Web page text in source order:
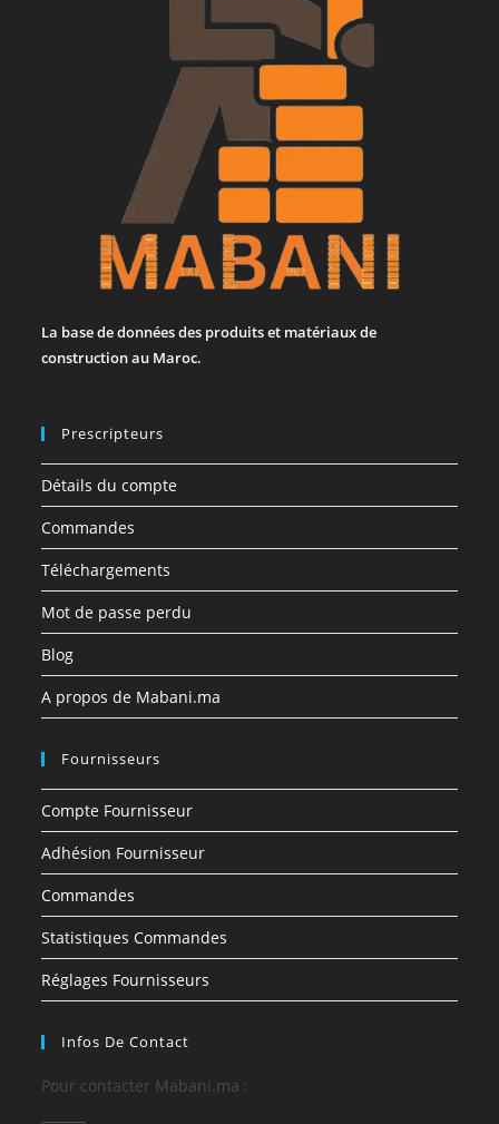
La base de données des produits et matériaux de
construction au Maroc.
Prescripteurs
Détails du compte
Commandes
Téléchargements
Mot de passe perdu
Blog
A propos de Mabani.ma
Fournisseurs
Compte Fournisseur
Adhésion Fournisseur
Commandes
Statistiques Commandes
Réglages Fournisseurs
Infos De Contact
Pour contacter Mabani.ma :